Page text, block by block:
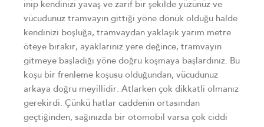
inip kendinizi yavaş ve zarif bir şekilde yüzünüz ve
vücudunuz tramvayın gittiği yöne dönük olduğu halde
kendinizi boşluğa, tramvaydan yaklaşık yarım metre
öteye bırakır, ayaklarınız yere değince, tramvayın
gitmeye başladığı yöne doğru koşmaya başlardınız. Bu
koşu bir frenleme koşusu olduğundan, vücudunuz
arkaya doğru meyillidir. Atlarken çok dikkatli olmanız
gerekirdi. Çünkü hatlar caddenin ortasından
geçtiğinden, sağınızda bir otomobil varsa çok ciddi